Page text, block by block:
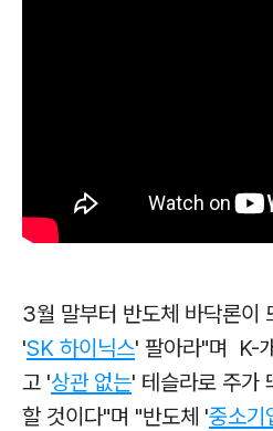
3월 말부터 반도체 바닥론이
'SK 하이닉스' 팔아라"며 K-
고 '상관 없는' 테슬라로 주가
할 것이다"며 "반도체 '중소기